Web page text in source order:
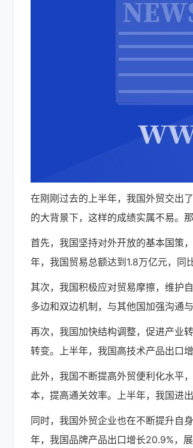
在刚刚过去的上半年，我国外贸交出
的大背景下，这样的成绩实属不易。
首先，我国坚持对外开放的基本国策
年，我国贸易总额达到1.8万亿元，同
其次，我国积极应对贸易摩擦，维护
多边和双边机制，与其他国加强沟通
再次，我国加快结构调整，促进产业
转变。上半年，我国高技术产品出口
此外，我国不断提高外贸便利化水平
本，提高通关效率。上半年，我国进
同时，我国外贸企业也在不断提升自
年，我国品牌产品出口增长20.9%，展